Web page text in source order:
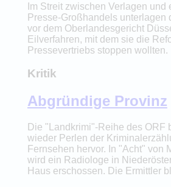
Im Streit zwischen Verlagen und
Presse-Großhandels unterlagen
vor dem Oberlandesgericht
Eilverfahren, mit dem sie die
Pressevertriebs stoppen wollten.
Kritik
Abgründige Provinz
Die "Landkrimi"-Reihe des ORF
wieder Perlen der
Fernsehen hervor. In "Acht" von
wird ein Radiologe in
Haus erschossen. Die Ermittler